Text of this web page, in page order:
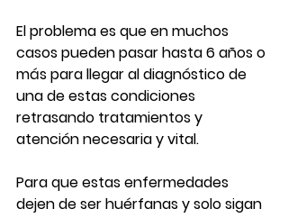
El problema es que en muchos
casos pueden pasar hasta 6 años o
más para llegar al diagnóstico de
una de estas condiciones
retrasando tratamientos y
atención necesaria y vital.
Para que estas enfermedades
dejen de ser huérfanas y solo sigan